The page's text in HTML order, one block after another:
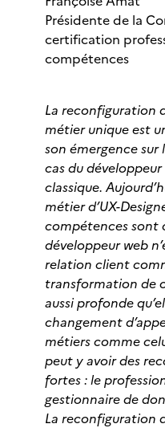
Présidente de la
certification
compétences
La reconfiguration
métier unique est
son émergence sur
cas du
classique.
métier d’UX-
compétences sont
développeur web
relation client
transformation de
aussi profonde
changement
métiers comme
peut y avoir des
fortes : le
gestionnaire de
La reconfiguration